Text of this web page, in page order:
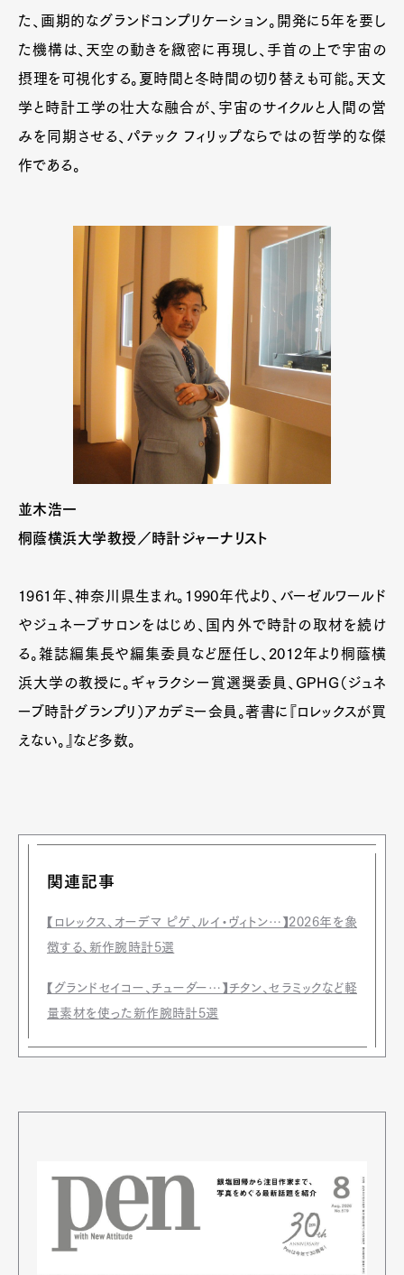
た、画期的なグランドコンプリケーション。開発に5年を要し
た機構は、天空の動きを緻密に再現し、手首の上で宇宙の
摂理を可視化する。夏時間と冬時間の切り替えも可能。天文
学と時計工学の壮大な融合が、宇宙のサイクルと人間の営
みを同期させる、パテック フィリップならではの哲学的な傑
作である。
並木浩一
桐蔭横浜大学教授／時計ジャーナリスト
1961年、神奈川県生まれ。1990年代より、バーゼルワールド
やジュネーブサロンをはじめ、国内外で時計の取材を続け
る。雑誌編集長や編集委員など歴任し、2012年より桐蔭横
浜大学の教授に。ギャラクシー賞選奨委員、GPHG（ジュネ
ーブ時計グランプリ）アカデミー会員。著書に『ロレックスが買
えない。』など多数。
関連記事
【ロレックス、オーデマ ピゲ、ルイ・ヴィトン…】2026年を象
徴する、新作腕時計5選
【グランドセイコー、チューダー…】チタン、セラミックなど軽
量素材を使った新作腕時計5選